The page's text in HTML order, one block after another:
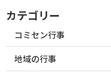
カテゴリー
コミセン行事
地域の行事